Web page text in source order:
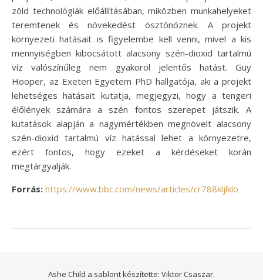
zöld technológiák előállításában, miközben munkahelyeket
teremtenek és növekedést ösztönöznek. A projekt
környezeti hatásait is figyelembe kell venni, mivel a kis
mennyiségben kibocsátott alacsony szén-dioxid tartalmú
víz valószínűleg nem gyakorol jelentős hatást. Guy
Hooper, az Exeteri Egyetem PhD hallgatója, aki a projekt
lehetséges hatásait kutatja, megjegyzi, hogy a tengeri
élőlények számára a szén fontos szerepet játszik. A
kutatások alapján a nagymértékben megnövelt alacsony
szén-dioxid tartalmú víz hatással lehet a környezetre,
ezért fontos, hogy ezeket a kérdéseket korán
megtárgyalják.
Forrás: https://www.bbc.com/news/articles/cr788kljlklo
Ashe Child a sablont készítette: Viktor Csaszar.